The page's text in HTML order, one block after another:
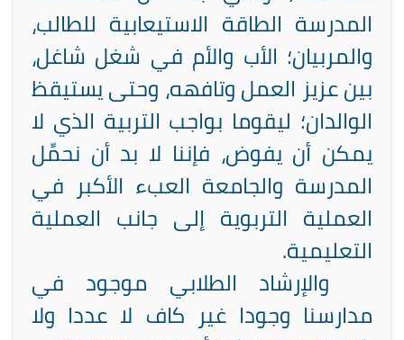
المدرسة الطاقة الاستيعابية للطالب،
والمربيان؛ الأب والأم في شغل شاغل،
بين عزيز العمل وتافهه، وحتى يستيقظ
الوالدان؛ ليقوما بواجب التربية الذي لا
يمكن أن يفوض، فإننا لا بد أن نحمِّل
المدرسة والجامعة العبء الأكبر في
العملية التربوية إلى جانب العملية
التعليمية.
والإرشاد الطلابي موجود في
مدارسنا وجودا غير كاف لا عددا ولا